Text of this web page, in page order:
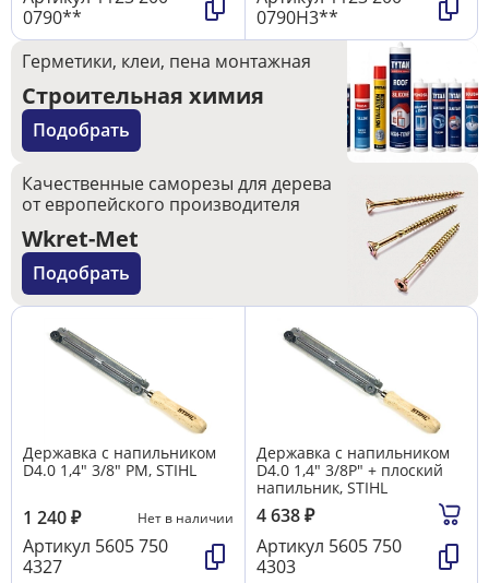
0790**
0790H3**
Герметики, клеи, пена монтажная
Строительная химия
Подобрать
Качественные саморезы для дерева
от европейского производителя
Wkret-Met
Подобрать
Державка с напильником
D4.0 1,4" 3/8" PM, STIHL
1 240₽ Нет в наличии
Артикул 5605 750
4327
Державка с напильником
D4.0 1,4" 3/8P" + плоский
напильник, STIHL
4 638₽
Артикул 5605 750
4303